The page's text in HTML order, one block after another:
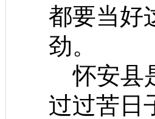
都要当好
劲。
怀安县
过过苦日